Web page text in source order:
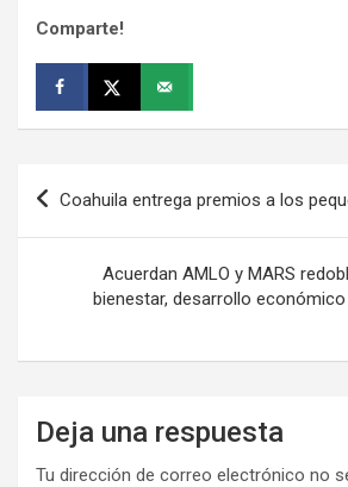
Comparte!
Navegación
Coahuila entrega premios a los
Acuerdan AMLO y MARS
bienestar, desarrollo
Deja una respuesta
Tu dirección de correo electrónico no